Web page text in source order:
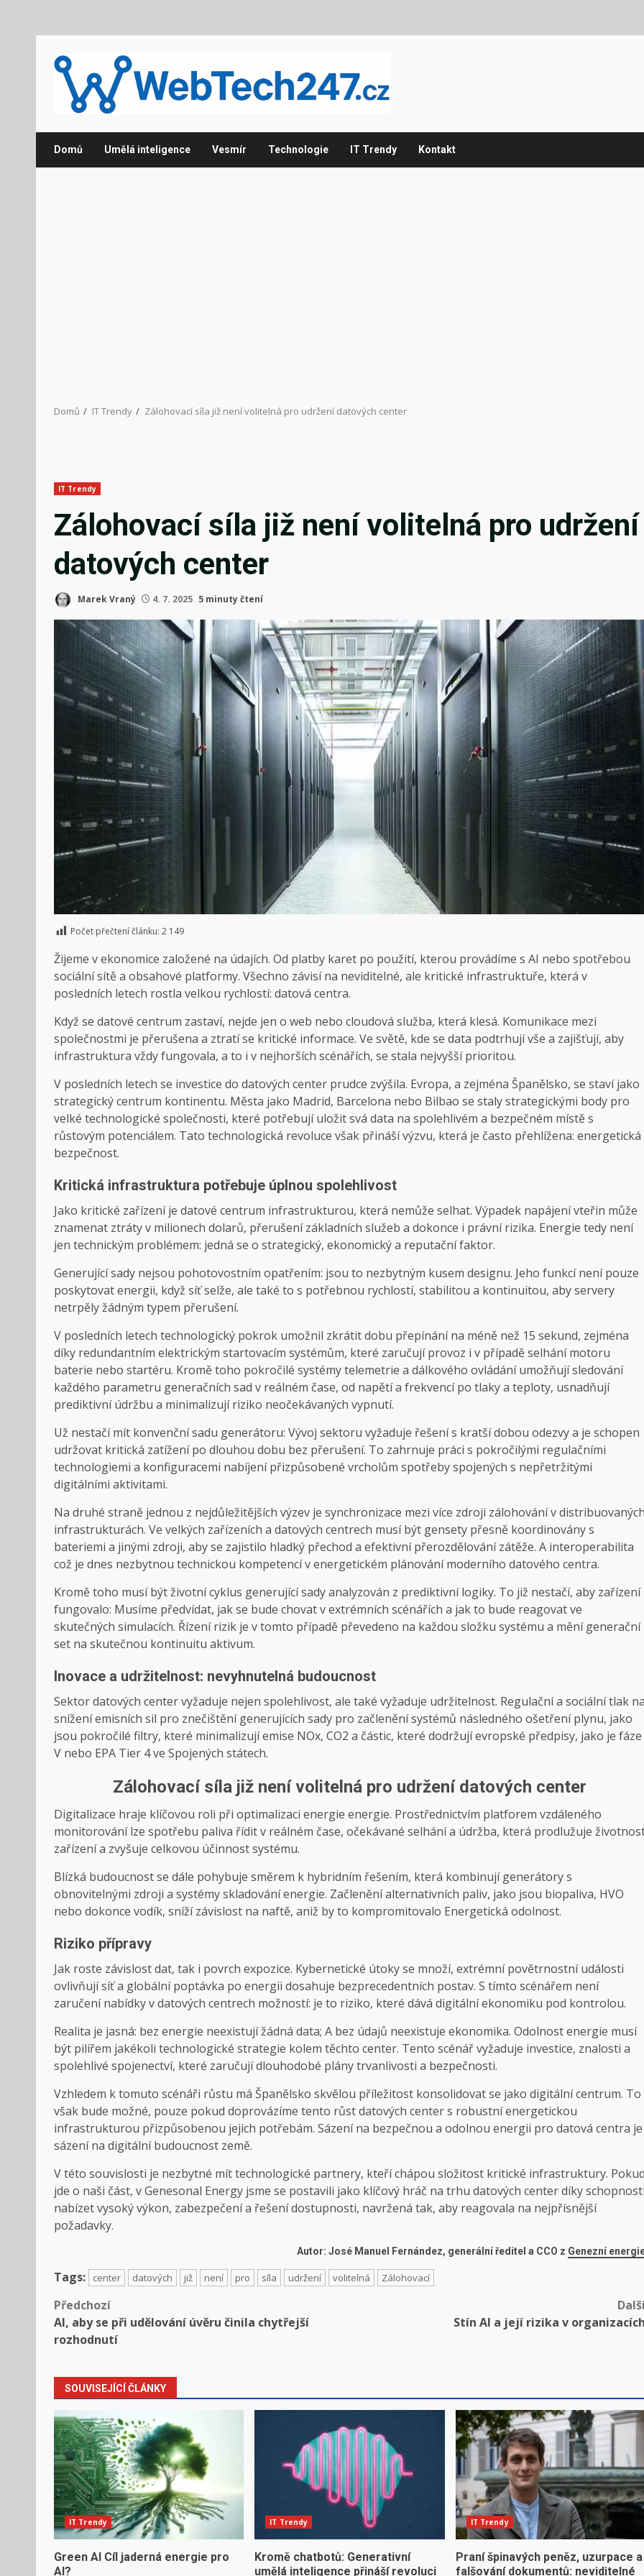
Domů Umělá inteligence Vesmír Technologie IT Trendy Kontakt
Domů IT Trendy Zálohovací síla již není volitelná pro udržení datových center
IT Trendy
Zálohovací síla již není volitelná pro udržení
datových center
Marek Vraný 4. 7. 2025 5 minuty čtení
Počet přečtení článku: 2 149
Žijeme v ekonomice založené na údajích. Od platby karet po použití, kterou provádíme s AI nebo spotřebou
sociální sítěa obsahové platformy. Všechno závisí na neviditelné, ale kritické infrastruktuře, která v
posledních letech rostla velkou rychlostí: datová centra.
Když se datové centrum zastaví, nejde jen o web nebo cloudová služba, která klesá. Komunikace mezi
společnostmi je přerušena a ztratí se kritické informace. Ve světě, kde se data podtrhují vše a zajišťují, aby
infrastruktura vždy fungovala, a to i v nejhorších scénářích, se stala nejvyšší prioritou.
V posledních letech se investice do datových center prudce zvýšila. Evropa, a zejména Španělsko, se staví jako
strategický centrum kontinentu. Města jako Madrid, Barcelona nebo Bilbao se staly strategickými body pro
velké technologické společnosti, které potřebují uložit svá data na spolehlivém a bezpečném místě s
růstovým potenciálem. Tato technologická revoluce však přináší výzvu, která je často přehlížena: energetická
bezpečnost.
Kritická infrastruktura potřebuje úplnou spolehlivost
Jako kritické zařízení je datové centrum infrastrukturou, která nemůže selhat. Výpadek napájení vteřin může
znamenat ztráty v milionech dolarů, přerušení základních služeb a dokonce i právní rizika. Energie tedy není
jen technickým problémem: jedná se o strategický, ekonomický a reputační faktor.
Generující sady nejsou pohotovostním opatřením: jsou to nezbytným kusem designu. Jeho funkcí není pouze
poskytovat energii, když síť selže, ale také to s potřebnou rychlostí, stabilitou a kontinuitou, aby servery
netrpěly žádným typem přerušení.
V posledních letech technologický pokrok umožnil zkrátit dobu přepínání na méně než 15 sekund, zejména
díky redundantním elektrickým startovacím systémům, které zaručují provoz i v případě selhání motoru
baterie nebo startéru. Kromě toho pokročilé systémy telemetrie a dálkového ovládání umožňují sledování
každého parametru generačních sad v reálném čase, od napětí a frekvencí po tlaky a teploty, usnadňují
prediktivní údržbu a minimalizují riziko neočekávaných vypnutí.
Už nestačí mít konvenční sadu generátoru: Vývoj sektoru vyžaduje řešení s kratší dobou odezvy a je schopen
udržovat kritická zatížení po dlouhou dobu bez přerušení. To zahrnuje práci s pokročilými regulačními
technologiemi a konfiguracemi nabíjení přizpůsobené vrcholům spotřeby spojených s nepřetržitými
digitálními aktivitami.
Na druhé straně jednou z nejdůležitějších výzev je synchronizace mezi více zdroji zálohování v
infrastrukturách. Ve velkých zařízeních a datových centrech musí být gensety přesně koordinovány s
bateriemi a jinými zdroji, aby se zajistilo hladký přechod a efektivní přerozdělování zátěže. A interoperabilita
což je dnes nezbytnou technickou kompetencí v energetickém plánování moderního datového centra.
Kromě toho musí být životní cyklus generující sady analyzován z prediktivní logiky. To již nestačí, aby zařízení
fungovalo: Musíme předvídat, jak se bude chovat v extrémních scénářích a jak to bude reagovat ve
skutečných simulacích. Řízení rizik je v tomto případě převedeno na každou složku systému a mění generační
set na skutečnou kontinuitu aktivum.
Inovace a udržitelnost: nevyhnutelná budoucnost
Sektor datových center vyžaduje nejen spolehlivost, ale také vyžaduje udržitelnost. Regulační a sociální tlak
snížení emisních sil pro znečištění generujících sady pro začlenění systémů následného ošetření plynu, jako
jsou pokročilé filtry, které minimalizují emise NOx, CO2 a částic, které dodržují evropské předpisy, jako je fáze
V nebo EPA Tier 4 ve Spojených státech.
Zálohovací síla již není volitelná pro udržení datových center
Digitalizace hraje klíčovou roli při optimalizaci energie energie. Prostřednictvím platforem vzdáleného
monitorování lze spotřebu paliva řídit v reálném čase, očekávané selhání a údržba, která prodlužuje
zařízení a zvyšuje celkovou účinnost systému.
Blízká budoucnost se dále pohybuje směrem k hybridním řešením, která kombinují generátory s
obnovitelnými zdroji a systémy skladování energie. Začlenění alternativních paliv, jako jsou biopaliva, HVO
nebo dokonce vodík, sníží závislost na naftě, aniž by to kompromitovalo Energetická odolnost.
Riziko přípravy
Jak roste závislost dat, tak i povrch expozice. Kybernetické útoky se množí, extrémní povětrnostní události
ovlivňují síť a globální poptávka po energii dosahuje bezprecedentních postav. S tímto scénářem není
zaručení nabídky v datových centrech možností: je to riziko, které dává digitální ekonomiku pod kontrolou.
Realita je jasná: bez energie neexistují žádná data; A bez údajů neexistuje ekonomika. Odolnost energie musí
být pilířem jakékoli technologické strategie kolem těchto center. Tento scénář vyžaduje investice, znalosti a
spolehlivé spojenectví, které zaručují dlouhodobé plány trvanlivosti a bezpečnosti.
Vzhledem k tomuto scénáři růstu má Španělsko skvělou příležitost konsolidovat se jako digitální centrum. To
však bude možné, pouze pokud doprovázíme tento růst datových center s robustní energetickou
infrastrukturou přizpůsobenou jejich potřebám. Sázení na bezpečnou a odolnou energii pro datová centra je
sázení na digitální budoucnost země.
V této souvislosti je nezbytné mít technologické partnery, kteří chápou složitost kritické infrastruktury.
jde o naši část, v Genesonal Energy jsme se postavili jako klíčový hráč na trhu datových center díky
nabízet vysoký výkon, zabezpečení a řešení dostupnosti, navržená tak, aby reagovala na nejpřísnější
požadavky.
Autor: José Manuel Fernández, generální ředitel a CCO z Genezní
Tags: center datových již není pro síla udržení volitelná Zálohovací
Předchozí
AI, aby se při udělování úvěru činila chytřejší
rozhodnutí
Stín AI a její rizika v
SOUVISEJÍCÍ ČLÁNKY
IT Trendy
Green AI Cíl jaderná energie pro
AI?
IT Trendy
Kromě chatbotů: Generativní
umělá inteligence přináší revoluci
IT Trendy
Praní špinavých peněz, uzurpace a
falšování dokumentů: neviditelné